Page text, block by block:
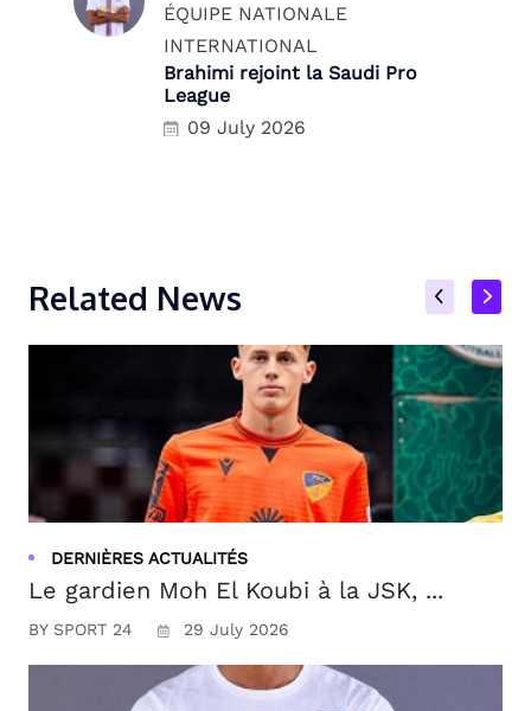
ÉQUIPE NATIONALE
INTERNATIONAL
Brahimi rejoint la Saudi Pro
League
09 July 2026
Related News
DERNIÈRES ACTUALITÉS
Le gardien Moh El Koubi à la JSK, ...
BY SPORT 24 29 July 2026